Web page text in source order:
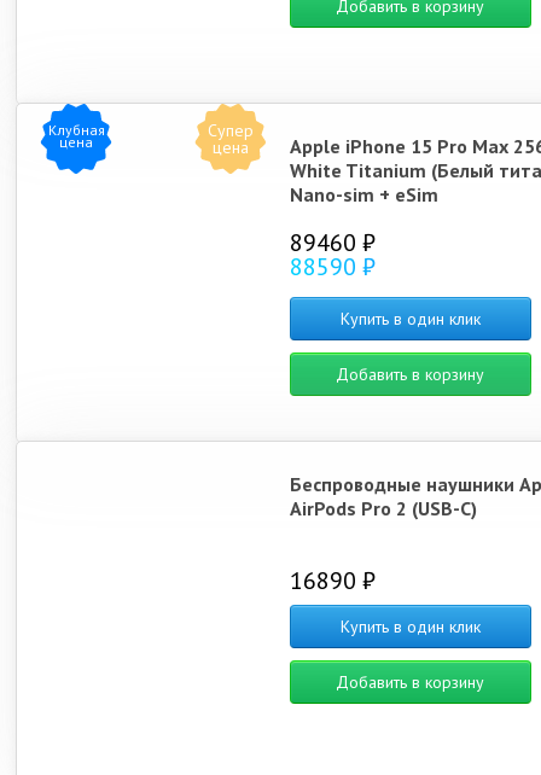
Добавить в корзину
Супер
цена
Клубная
цена
Apple iPhone 15 Pro Max
White Titanium (Белый
Nano-sim + eSim
89460 ₽
88590 ₽
Купить в один клик
Добавить в корзину
Беспроводные наушники
AirPods Pro 2 (USB-C)
16890 ₽
Купить в один клик
Добавить в корзину